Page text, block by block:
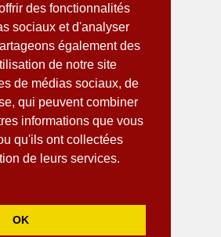
des fonctionnalités
sociaux et d'analyser
également des
de notre site
de médias sociaux, de
qui peuvent combiner
informations que vous
qu'ils ont collectées
de leurs services.
OK